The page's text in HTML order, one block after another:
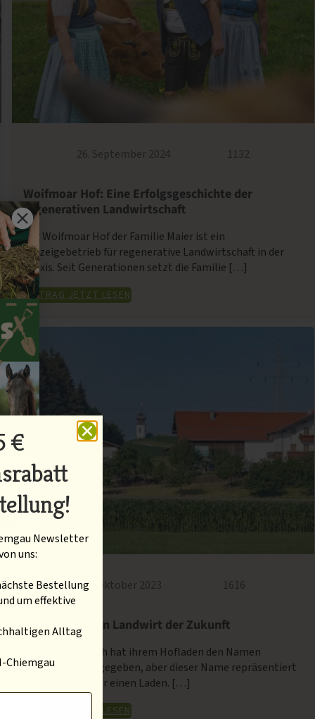
26. September 2024 1132
Woifmoar Hof: Eine Erfolgsgeschichte der
regenerativen Landwirtschaft
Der Woifmoar Hof der Familie Maier ist ein
Vorzeigebetrieb für regenerative Landwirtschaft in der
Praxis. Seit Generationen setzt die Familie […]
BEITRAG JETZT LESEN
27. Oktober 2023 1616
Hans Posch, ein Landwirt der Zukunft
Die Familie Posch hat ihrem Hofladen den Namen
"Bodenschatz" gegeben, aber dieser Name repräsentiert
weit mehr als nur einen Laden. […]
BEITRAG JETZT LESEN
€
Newsletter
uns:
Bestellung
um effektive
Alltag
Chiemgau